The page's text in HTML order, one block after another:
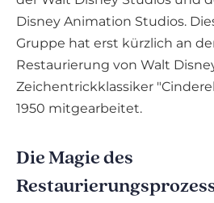
Disney Animation Studios.
Gruppe hat erst kürzlich an
Restaurierung von Walt
Zeichentrickklassiker
1950 mitgearbeitet.
Die Magie des